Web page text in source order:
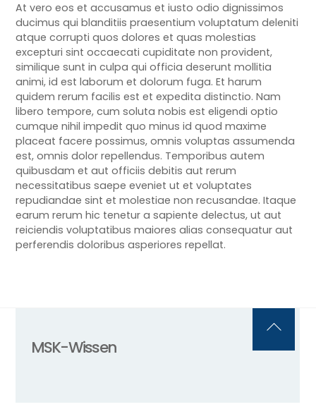
At vero eos et accusamus et iusto odio dignissimos
ducimus qui blanditiis praesentium voluptatum deleniti
atque corrupti quos dolores et quas molestias
excepturi sint occaecati cupiditate non provident,
similique sunt in culpa qui officia deserunt mollitia
animi, id est laborum et dolorum fuga. Et harum
quidem rerum facilis est et expedita distinctio. Nam
libero tempore, cum soluta nobis est eligendi optio
cumque nihil impedit quo minus id quod maxime
placeat facere possimus, omnis voluptas assumenda
est, omnis dolor repellendus. Temporibus autem
quibusdam et aut officiis debitis aut rerum
necessitatibus saepe eveniet ut et voluptates
repudiandae sint et molestiae non recusandae. Itaque
earum rerum hic tenetur a sapiente delectus, ut aut
reiciendis voluptatibus maiores alias consequatur aut
perferendis doloribus asperiores repellat.
MSK-Wissen